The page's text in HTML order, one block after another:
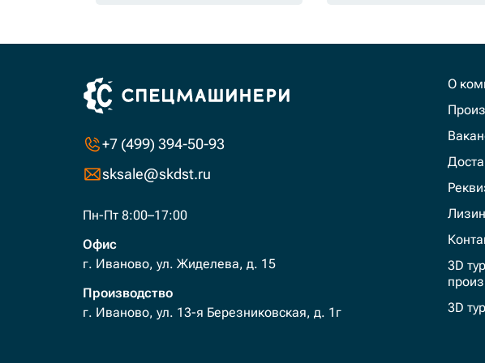
+7 (499) 394-50-93
sksale@skdst.ru
Пн-Пт 8:00–17:00
Офис
г. Иваново, ул. Жиделева, д. 15
Производство
г. Иваново, ул. 13-я Березниковская, д. 1г
О
3D
3D